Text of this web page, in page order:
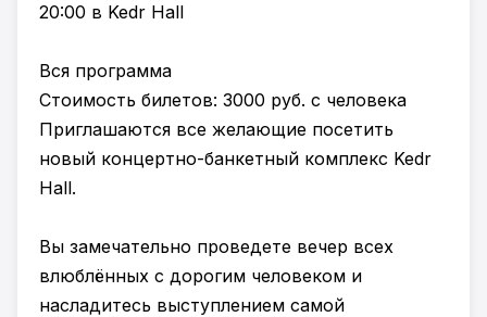
20:00 в Kedr Hall
Вся программа
Стоимость билетов: 3000 руб. с человека
Приглашаются все желающие посетить
новый концертно-банкетный комплекс Kedr
Hall.
Вы замечательно проведете вечер всех
влюблённых с дорогим человеком и
насладитесь выступлением самой